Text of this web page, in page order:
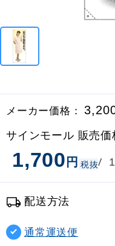
メーカー価格：
サインモール 販売価
1,700円 税抜/
配送方法
通常運送便